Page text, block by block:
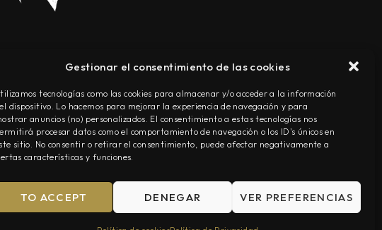
Gestionar el consentimiento de las cookies
tecnologías como las cookies para almacenar y/o acceder a la información
dispositivo. Lo hacemos para mejorar la experiencia de navegación y para
anuncios (no) personalizados. El consentimiento a estas tecnologías nos
procesar datos como el comportamiento de navegación o los ID's únicos en
sitio. No consentir o retirar el consentimiento, puede afectar negativamente a
características y funciones.
TO ACCEPT DENEGAR VER PREFERENCIAS
COOKIES TÉRMINOS Y CONDICIONES
2026